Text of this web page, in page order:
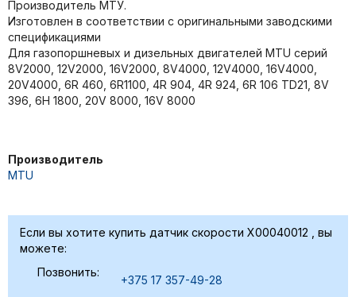
Производитель МТУ.
Изготовлен в соответствии с оригинальными заводскими
спецификациями
Для газопоршневых и дизельных двигателей MTU серий
8V2000, 12V2000, 16V2000, 8V4000, 12V4000, 16V4000,
20V4000, 6R 460, 6R1100, 4R 904, 4R 924, 6R 106 TD21, 8V
396, 6H 1800, 20V 8000, 16V 8000
Производитель
MTU
Если вы хотите купить датчик скорости X00040012 , вы
можете:
Позвонить:
+375 17 357-49-28